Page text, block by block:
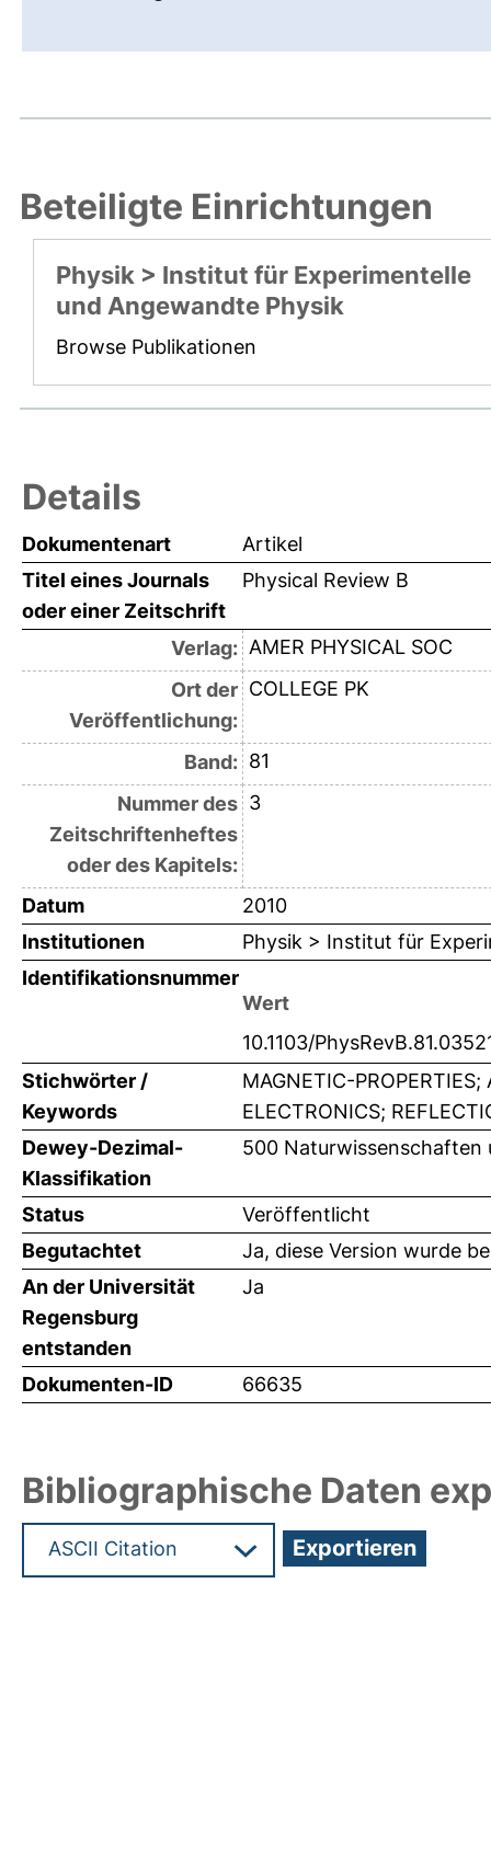
Beteiligte Einrichtungen
Physik > Institut für Experimentelle
und Angewandte Physik
Browse Publikationen
Details
Dokumentenart
Artikel
Titel eines Journals
oder einer Zeitschrift
Physical Review B
Verlag: AMER PHYSICAL SOC
Ort der
Veröffentlichung:
COLLEGE PK
Band: 81
Nummer des
Zeitschriftenheftes
oder des Kapitels:
3
Datum
2010
Institutionen
Physik > Institut für
Identifikationsnummer
Wert
10.1103/
Stichwörter /
Keywords
MAGNETIC-PROPERTIES;
ELECTRONICS;
Dewey-Dezimal-
Klassifikation
500 Naturwissenschaften
Status
Veröffentlicht
Begutachtet
Ja, diese Version wurde
An der Universität
Regensburg
entstanden
Ja
Dokumenten-ID 66635
Bibliographische Daten